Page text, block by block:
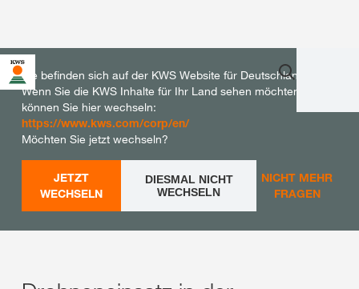
Sie befinden sich auf der KWS Website für Deutschland.
Wenn Sie die KWS Inhalte für Ihr Land sehen möchten,
können Sie hier wechseln:
https://www.kws.com/corp/en/
Möchten Sie jetzt wechseln?
JETZT
WECHSELN
DIESMAL NICHT
WECHSELN
NICHT MEHR
FRAGEN